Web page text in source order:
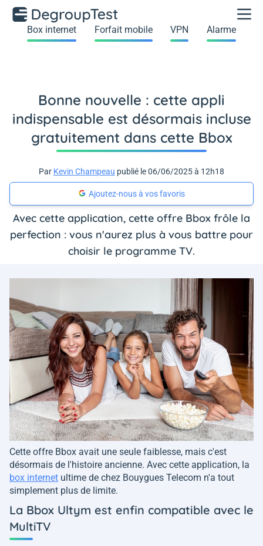
Box internet Forfait mobile VPN Alarme
Bonne nouvelle : cette appli
indispensable est désormais incluse
gratuitement dans cette Bbox
Par Kevin Champeau publié le 06/06/2025 à 12h18
Ajoutez-nous à vos favoris
Avec cette application, cette offre Bbox frôle la
perfection : vous n'aurez plus à vous battre pour
choisir le programme TV.
Cette offre Bbox avait une seule faiblesse, mais c'est
désormais de l'histoire ancienne. Avec cette application, la
box internet ultime de chez Bouygues Telecom n'a tout
simplement plus de limite.
La Bbox Ultym est enfin compatible avec le
MultiTV